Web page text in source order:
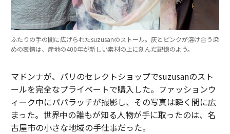
ふたりの手の間に広げられたsuzusanのストール。灰とピンクが溶け合う染
めの表情は、産地の400年が新しい素材の上に刻んだ記憶のよう。
マドンナが、パリのセレクトショップでsuzusanのスト
ールを完全なプライベートで購入した。ファッションウ
ィーク中にパパラッチが撮影し、その写真は瞬く間に広
まった。世界中の誰もが知る人物が手に取ったのは、名
古屋市の小さな地域の手仕事だった。